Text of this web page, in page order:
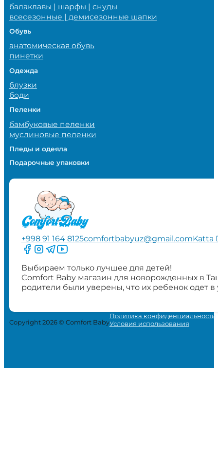
балаклавы | шарфы | снуды
всесезонные | демисезонные шапки
Обувь
анатомическая обувь
пинетки
Одежда
блузки
боди
Пеленки
бамбуковые пеленки
муслиновые пеленки
Пледы и одеяла
Подарочные упаковки
+998 91 164 8125comfortbabyuz@gmail.comKatta
Следите за нами на Facebook
Следите за нами в Instagram
Следите за нами в Telegram
Следите за нами в YouTube
Выбираем только лучшее для детей!
Comfort Baby магазин для новорожденных в
родители были уверены, что их ребенок одет
Copyright 2026 © Comfort Baby
Политика конфиденциальности
Условия использования